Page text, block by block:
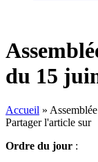
du 15
Accueil »
Partager l'article sur
Ordre du jour :